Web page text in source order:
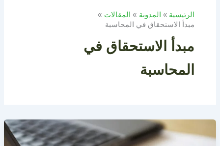
الرئيسية المدونة
المقالات
مبدأ الاستحقاق في المحاسبة
مبدأ الاستحقاق في
المحاسبة